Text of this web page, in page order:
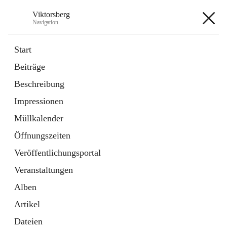
Viktorsberg
Navigation
Start
Beiträge
Beschreibung
Impressionen
Müllkalender
Öffnungszeiten
Veröffentlichungsportal
Veranstaltungen
Alben
Artikel
Dateien
1 Schnellzugriff
Bürgerservice
10 Schnellzugriffe